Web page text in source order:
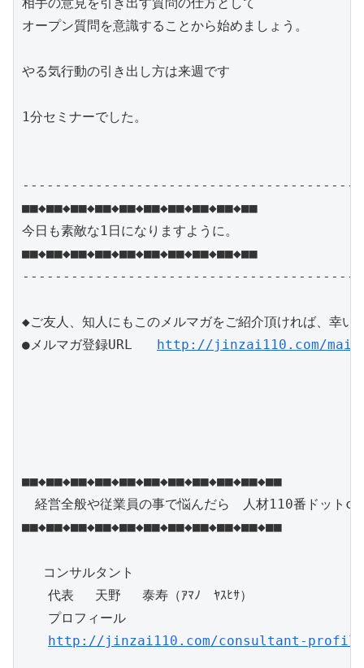
相手の意見を引き出す質問の仕方として
オープン質問を意識することから始めましょう。
やる気行動の引き出し方は来週です
1分セミナーでした。
■■◆■■◆■■◆■■◆■■◆■■◆■■◆■■◆■■◆■■
今日も素敵な1日になりますように。
■■◆■■◆■■◆■■◆■■◆■■◆■■◆■■◆■■◆■■
◆ご友人、知人にもこのメルマガをご紹介頂ければ、幸い
●メルマガ登録URL
http://jinzai110.com/
■■◆■■◆■■◆■■◆■■◆■■◆■■◆■■◆■■◆■■◆■■
経営全般や従業員の事で悩んだら　人材110番ドット
■■◆■■◆■■◆■■◆■■◆■■◆■■◆■■◆■■◆■■◆■■
コンサルタント
代表　 天野 　泰寿（ｱﾏﾉ　ﾔｽﾋｻ）
プロフィール
http://jinzai110.com/consultant-profile